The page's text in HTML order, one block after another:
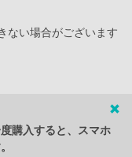
ない場合がございます
購入すると、スマホ